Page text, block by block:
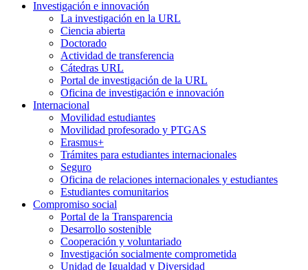
Investigación e innovación
La investigación en la URL
Ciencia abierta
Doctorado
Actividad de transferencia
Cátedras URL
Portal de investigación de la URL
Oficina de investigación e innovación
Internacional
Movilidad estudiantes
Movilidad profesorado y PTGAS
Erasmus+
Trámites para estudiantes internacionales
Seguro
Oficina de relaciones internacionales y estudiantes
Estudiantes comunitarios
Compromiso social
Portal de la Transparencia
Desarrollo sostenible
Cooperación y voluntariado
Investigación socialmente comprometida
Unidad de Igualdad y Diversidad